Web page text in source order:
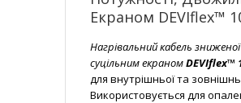
Екраном DEVIflex™
Нагрівальний кабель
суцільним екраномDEVIflex™
для внутрішньої та
Використовується для